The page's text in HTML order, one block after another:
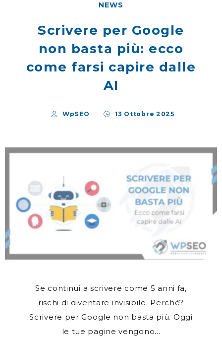
NEWS
Scrivere per Google
non basta più: ecco
come farsi capire dalle
AI
WpSEO 13 Ottobre 2025
Se continui a scrivere come 5 anni fa,
rischi di diventare invisibile. Perché?
Scrivere per Google non basta più. Oggi
le tue pagine vengono...